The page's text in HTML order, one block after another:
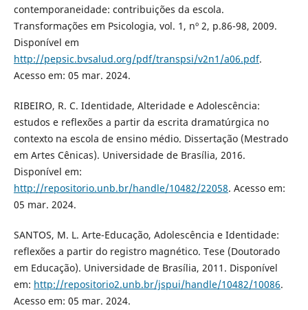
contemporaneidade: contribuições da escola.
Transformações em Psicologia, vol. 1, nº 2, p.86-98, 2009.
Disponível em
http://pepsic.bvsalud.org/pdf/transpsi/v2n1/a06.pdf.
Acesso em: 05 mar. 2024.
RIBEIRO, R. C. Identidade, Alteridade e Adolescência:
estudos e reflexões a partir da escrita dramatúrgica no
contexto na escola de ensino médio. Dissertação (Mestrado
em Artes Cênicas). Universidade de Brasília, 2016.
Disponível em:
http://repositorio.unb.br/handle/10482/22058. Acesso em:
05 mar. 2024.
SANTOS, M. L. Arte-Educação, Adolescência e Identidade:
reflexões a partir do registro magnético. Tese (Doutorado
em Educação). Universidade de Brasília, 2011. Disponível
em: http://repositorio2.unb.br/jspui/handle/10482/10086.
Acesso em: 05 mar. 2024.